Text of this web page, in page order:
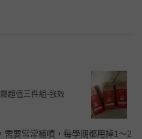
超值三件組-強效
需要常常補噴，每學期都用掉1～2